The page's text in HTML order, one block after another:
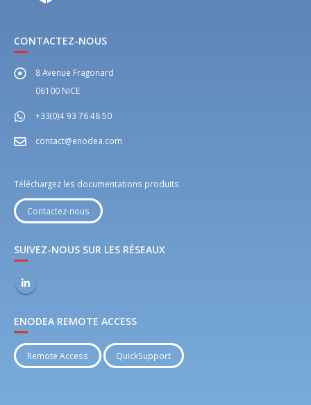
CONTACTEZ-NOUS
8 Avenue Fragonard
06100 NICE
+33(0)4 93 76 48 50
contact@enodea.com
Téléchargez les documentations produits
Contactez-nous
SUIVEZ-NOUS SUR LES RÉSEAUX
ENODEA REMOTE ACCESS
Remote Access QuickSupport